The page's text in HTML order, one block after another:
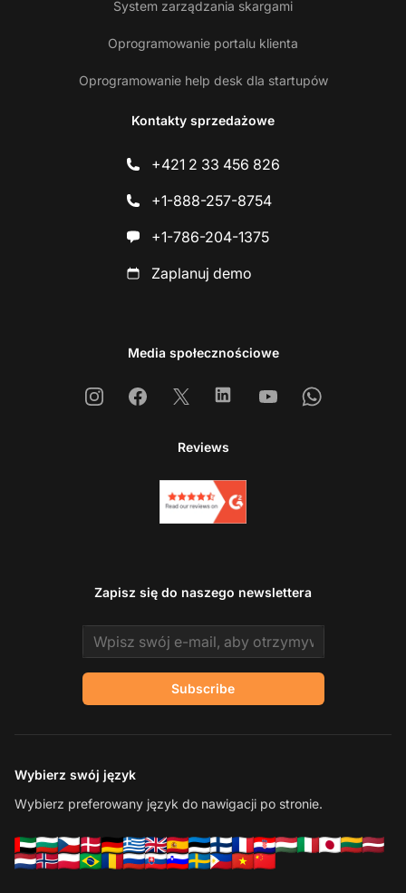
System zarządzania skargami
Oprogramowanie portalu klienta
Oprogramowanie help desk dla startupów
Kontakty sprzedażowe
+421 2 33 456 826
+1-888-257-8754
+1-786-204-1375
Zaplanuj demo
Media społecznościowe
InstagramFacebook
X LinkedinYoutubeWhatsapp
Reviews
Zapisz się do naszego newslettera
Email address
Subscribe
Wybierz swój język
Wybierz preferowany język do nawigacji po stronie.